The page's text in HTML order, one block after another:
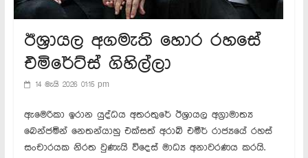
ඊශ්‍රායල අගමැති හොර රහසේ
එමිරේට්ස් ගිහිල්ලා
14 මැයි 2026 01:15 pm
ඇමෙරිකා ඉරාන යුද්ධය අතරතුරේ ඊශ්‍රායල අග්‍රාමාත්‍ය
බෙන්ජමින් නෙතන්යාහු එක්සත් අරාබි එමීර් රාජ්‍යයේ රහස්
සංචාරයක නිරත වුණැයි විදෙස් මාධ්‍ය අනාවරණය කරයි.